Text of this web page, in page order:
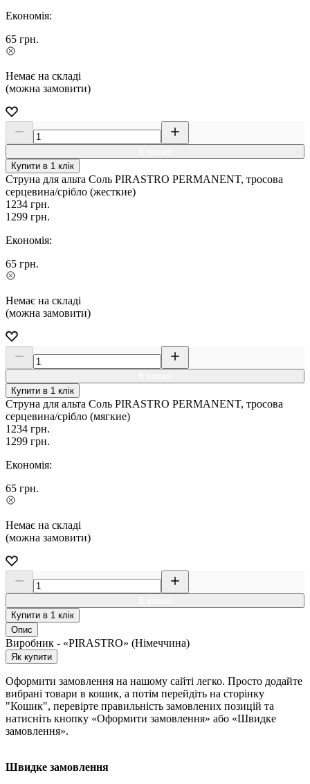
Економія:
65 грн.
Немає на складі
(можна замовити)
Купити в 1 клік
Струна для альта Соль PIRASTRO PERMANENT, тросова
серцевина/срібло (жесткие)
1234 грн.
1299 грн.
Економія:
65 грн.
Немає на складі
(можна замовити)
Купити в 1 клік
Струна для альта Соль PIRASTRO PERMANENT, тросова
серцевина/срібло (мягкие)
1234 грн.
1299 грн.
Економія:
65 грн.
Немає на складі
(можна замовити)
Купити в 1 клік
Опис
Виробник - «PIRASTRO» (Німеччина)
Як купити
Оформити замовлення на нашому сайті легко. Просто додайте
вибрані товари в кошик, а потім перейдіть на сторінку
"Кошик", перевірте правильність замовлених позицій та
натисніть кнопку «Оформити замовлення» або «Швидке
замовлення».
Швидке замовлення